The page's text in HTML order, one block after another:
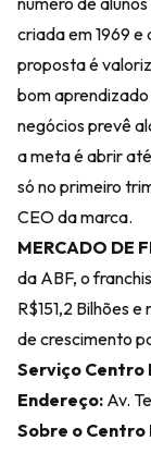
criada em 1969
proposta é
bom aprendizado
negócios prevê
a meta é abrir
só no primeiro
CEO da marca.
MERCADO DE
da ABF, o
R$151,2 Bilhões
de crescimento
Serviço Centro
Endereço: Av.
Sobre o